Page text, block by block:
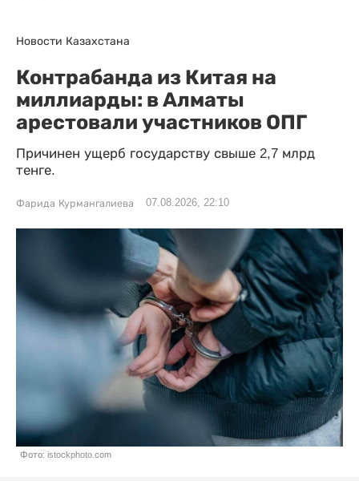
Новости Казахстана
Контрабанда из Китая на
миллиарды: в Алматы
арестовали участников ОПГ
Причинен ущерб государству свыше 2,7 млрд
тенге.
Фарида Курмангалиева 07.08.2026, 22:10
Фото: istockphoto.com